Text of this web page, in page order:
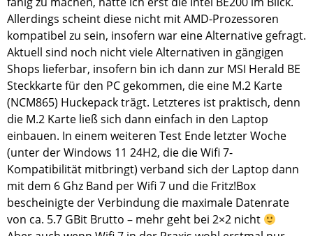
Allerdings scheint diese nicht mit AMD-Prozessoren
kompatibel zu sein, insofern war eine Alternative gefragt.
Aktuell sind noch nicht viele Alternativen in gängigen
Shops lieferbar, insofern bin ich dann zur MSI Herald BE
Steckkarte für den PC gekommen, die eine M.2 Karte
(NCM865) Huckepack trägt. Letzteres ist praktisch, denn
die M.2 Karte ließ sich dann einfach in den Laptop
einbauen. In einem weiteren Test Ende letzter Woche
(unter der Windows 11 24H2, die die Wifi 7-
Kompatibilität mitbringt) verband sich der Laptop dann
mit dem 6 Ghz Band per Wifi 7 und die Fritz!Box
bescheinigte der Verbindung die maximale Datenrate
von ca. 5.7 GBit Brutto – mehr geht bei 2×2 nicht